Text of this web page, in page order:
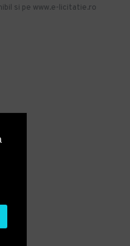
si pe www.e-licitatie.ro